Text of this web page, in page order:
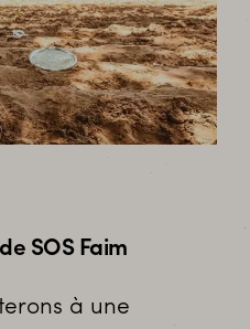
SOS Faim
à une